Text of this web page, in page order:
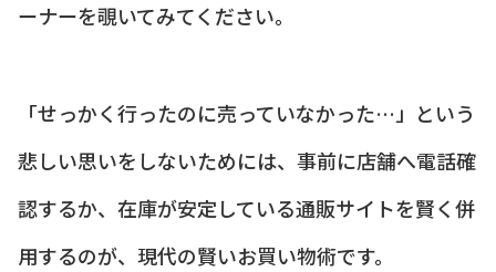
ーナーを覗いてみてください。
「せっかく行ったのに売っていなかった…」という
悲しい思いをしないためには、事前に店舗へ電話確
認するか、在庫が安定している通販サイトを賢く併
用するのが、現代の賢いお買い物術です。